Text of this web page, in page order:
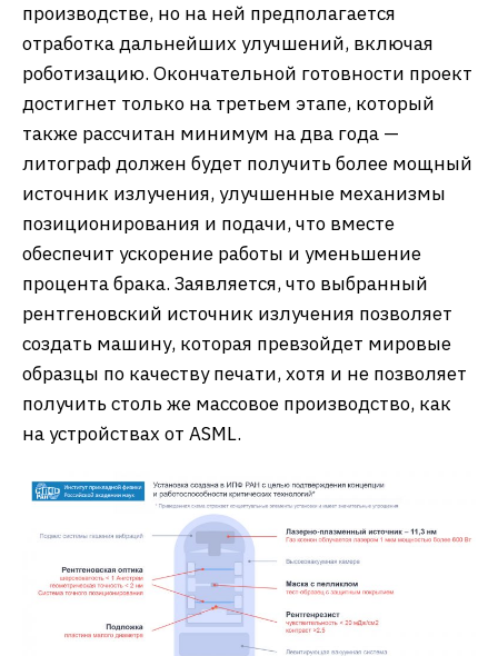
производстве, но на ней предполагается
отработка дальнейших улучшений, включая
роботизацию. Окончательной готовности проект
достигнет только на третьем этапе, который
также рассчитан минимум на два года —
литограф должен будет получить более мощный
источник излучения, улучшенные механизмы
позиционирования и подачи, что вместе
обеспечит ускорение работы и уменьшение
процента брака. Заявляется, что выбранный
рентгеновский источник излучения позволяет
создать машину, которая превзойдет мировые
образцы по качеству печати, хотя и не позволяет
получить столь же массовое производство, как
на устройствах от ASML.